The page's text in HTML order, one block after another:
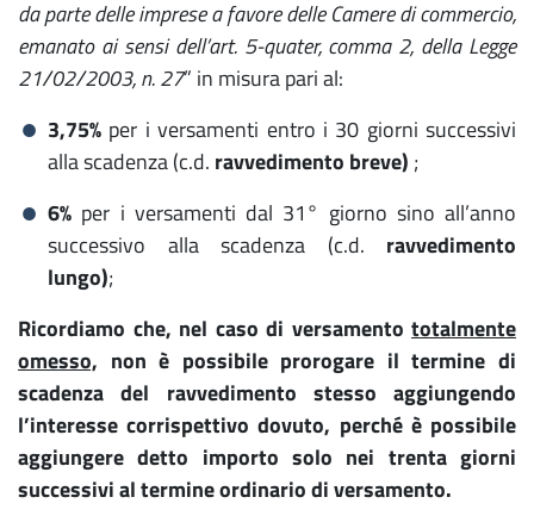
da parte delle imprese a favore delle Camere di commercio,
emanato ai sensi dell’art. 5-quater, comma 2, della Legge
21/02/2003, n. 27” in misura pari al:
3,75% per i versamenti entro i 30 giorni successivi
alla scadenza (c.d. ravvedimento breve) ;
6% per i versamenti dal 31° giorno sino all’anno
successivo alla scadenza (c.d. ravvedimento
lungo);
Ricordiamo che, nel caso di versamento totalmente
omesso, non è possibile prorogare il termine di
scadenza del ravvedimento stesso aggiungendo
l’interesse corrispettivo dovuto, perché è possibile
aggiungere detto importo solo nei trenta giorni
successivi al termine ordinario di versamento.